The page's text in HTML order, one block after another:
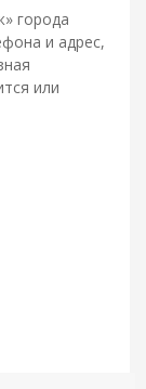
города
и адрес,
или